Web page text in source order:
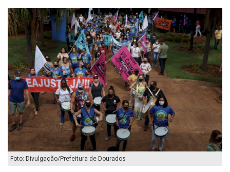
Foto: Divulgação/Prefeitura de Dourados